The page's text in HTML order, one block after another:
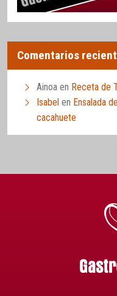
Comentarios
Ainoa en Receta de
Isabel en Ensalada
cacahuete